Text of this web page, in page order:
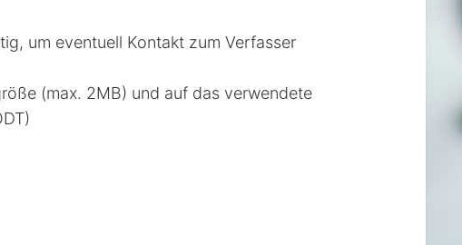
um eventuell Kontakt zum Verfasser
(max. 2MB) und auf das verwendete